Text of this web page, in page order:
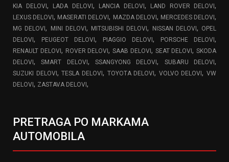
KIA DELOVI , LADA DELOVI , LANCIA DELOVI , LAND ROVER DELOVI ,
LEXUS DELOVI, MASERATI DELOVI, MAZDA DELOVI , MERCEDES DELOVI,
MG DELOVI, MINI DELOVI , MITSUBISHI DELOVI, NISSAN DELOVI , OPEL
DELOVI , PEUGEOT DELOVI , PIAGGIO DELOVI , PORSCHE DELOVI ,
RENAULT DELOVI , ROVER DELOVI, SAAB DELOVI , SEAT DELOVI, SKODA
DELOVI ,SMART DELOVI ,SSANGYONG DELOVI, SUBARU DELOVI,
SUZUKI DELOVI ,TESLA DELOVI , TOYOTA DELOVI, VOLVO DELOVI, VW
DELOVI , ZASTAVA DELOVI ,
PRETRAGA PO MARKAMA
AUTOMOBILA